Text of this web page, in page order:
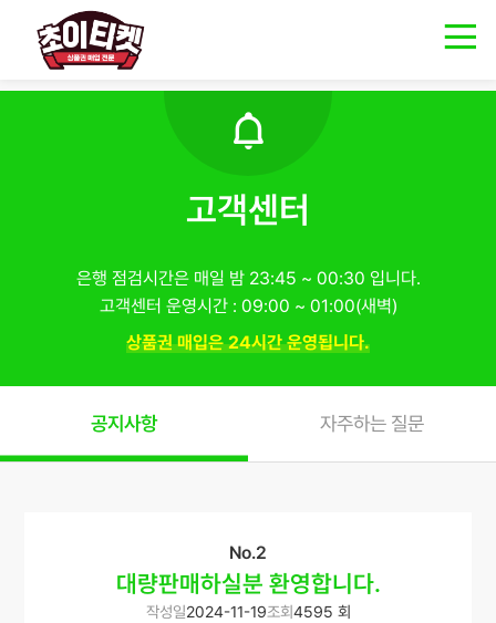
고객센터
은행 점검시간은 매일 밤 23:45 ~ 00:30 입니다.
고객센터 운영시간 : 09:00 ~ 01:00(새벽)
상품권 매입은 24시간 운영됩니다.
공지사항 자주하는 질문
No.2
대량판매하실분 환영합니다.
작성일2024-11-19조회4595 회